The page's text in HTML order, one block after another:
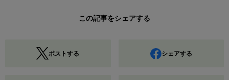
この記事をシェアする
ポストする シェアする